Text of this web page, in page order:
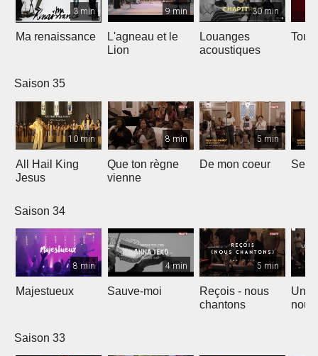
3 min
Ma renaissance
9 min
L'agneau et le
Lion
30 min
Louanges
acoustiques
Tout
Saison 35
10 min
All Hail King
Jesus
8 min
Que ton règne
vienne
5 min
De mon coeur
Saison 34
8 min
Majestueux
4 min
Sauve-moi
5 min
Reçois - nous
chantons
Un
Saison 33